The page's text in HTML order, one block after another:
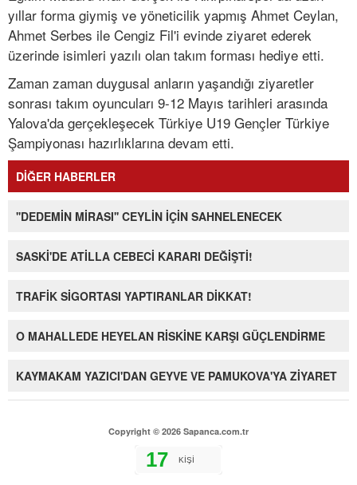
yıllar forma giymiş ve yöneticilik yapmış Ahmet Ceylan,
Ahmet Serbes ile Cengiz Fil'i evinde ziyaret ederek
üzerinde isimleri yazılı olan takım forması hediye etti.
Zaman zaman duygusal anların yaşandığı ziyaretler
sonrası takım oyuncuları 9-12 Mayıs tarihleri arasında
Yalova'da gerçekleşecek Türkiye U19 Gençler Türkiye
Şampiyonası hazırlıklarına devam etti.
DİĞER HABERLER
''DEDEMİN MİRASI'' CEYLİN İÇİN SAHNELENECEK
SASKİ'DE ATİLLA CEBECİ KARARI DEĞİŞTİ!
TRAFİK SİGORTASI YAPTIRANLAR DİKKAT!
O MAHALLEDE HEYELAN RİSKİNE KARŞI GÜÇLENDİRME
KAYMAKAM YAZICI'DAN GEYVE VE PAMUKOVA'YA ZİYARET
Copyright © 2026 Sapanca.com.tr